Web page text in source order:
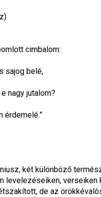
cimbalom:
sajog belé,
nagy jutalom?
érdemelé.”
két különböző
levelezéseiken,
de az